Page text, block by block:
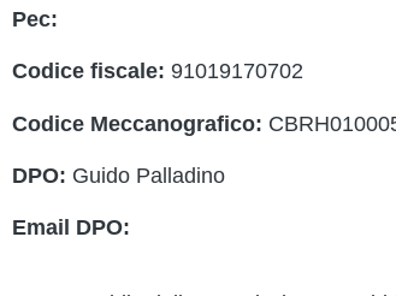
Pec:
Codice fiscale: 91019170702
Codice Meccanografico:
DPO: Guido Palladino
Email DPO: